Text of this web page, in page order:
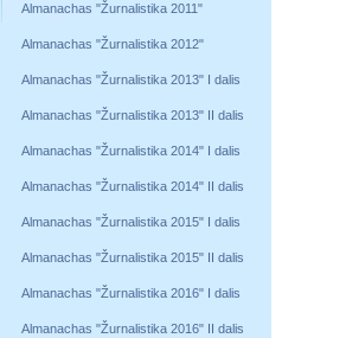
Almanachas "Žurnalistika 2011"
Almanachas "Žurnalistika 2012"
Almanachas "Žurnalistika 2013" I dalis
Almanachas "Žurnalistika 2013" II dalis
Almanachas "Žurnalistika 2014" I dalis
Almanachas "Žurnalistika 2014" II dalis
Almanachas "Žurnalistika 2015" I dalis
Almanachas "Žurnalistika 2015" II dalis
Almanachas "Žurnalistika 2016" I dalis
Almanachas "Žurnalistika 2016" II dalis